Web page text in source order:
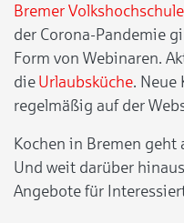
Bremer Volkshochschule
der Corona-Pandemie
Form von Webinaren.
die Urlaubsküche. Neue
regelmäßig auf der
Kochen in Bremen geht
Und weit darüber
Angebote für